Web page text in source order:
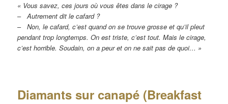
« Vous savez, ces jours où vous êtes dans le cirage ?
–
Autrement dit le cafard ?
–
Non, le cafard, c’est quand on se trouve grosse et qu’il pleut
pendant trop longtemps. On est triste, c’est tout. Mais le cirage,
c’est horrible. Soudain, on a peur et on ne sait pas de quoi… »
Diamants sur canapé (Breakfast